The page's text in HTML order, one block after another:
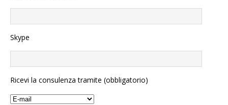
Skype
Ricevi la consulenza tramite (obbligatorio)